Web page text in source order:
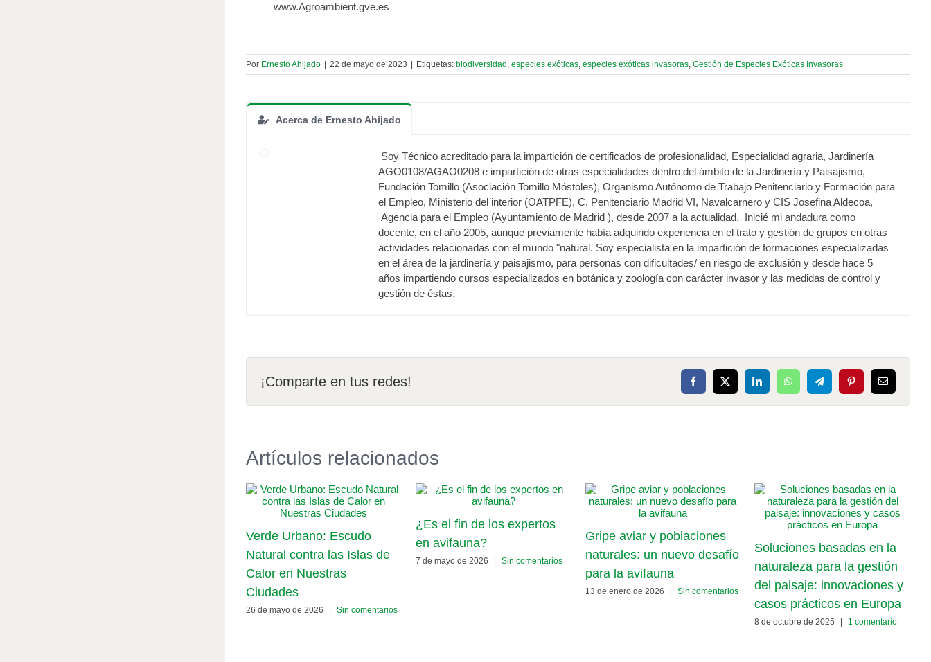
www.Agroambient.gve.es
Por Ernesto Ahijado 22 de mayo de 2023 Etiquetas: biodiversidad , especies exóticas, especies exóticas invasoras, Gestión de Especies Exóticas Invasoras
Acerca de Ernesto Ahijado
Soy Técnico acreditado para la impartición de certificados de profesionalidad, Especialidad agraria, Jardinería
AGO0108/AGAO0208 e impartición de otras especialidades dentro del ámbito de la Jardinería y Paisajismo,
Fundación Tomillo (Asociación Tomillo Móstoles), Organismo Autónomo de Trabajo Penitenciario y Formación para
el Empleo, Ministerio del interior (OATPFE), C. Penitenciario Madrid VI, Navalcarnero y CIS Josefina Aldecoa,
Agencia para el Empleo (Ayuntamiento de Madrid ), desde 2007 a la actualidad. Inicié mi andadura como
docente, en el año 2005, aunque previamente había adquirido experiencia en el trato y gestión de grupos en otras
actividades relacionadas con el mundo "natural. Soy especialista en la impartición de formaciones especializadas
en el área de la jardinería y paisajismo, para personas con dificultades/ en riesgo de exclusión y desde hace 5
años impartiendo cursos especializados en botánica y zoología con carácter invasor y las medidas de control y
gestión de éstas.
¡Comparte en tus redes! Facebook
X LinkedInWhatsAppTelegramPinterestCorreo
electrónico
Artículos relacionados
Verde Urbano: Escudo
Natural contra las Islas de
Calor en Nuestras
Ciudades
26 de mayo de 2026 | Sin comentarios
¿Es el fin de los expertos
en avifauna?
7 de mayo de 2026 | Sin comentarios
Gripe aviar y poblaciones
naturales: un nuevo desafío
para la avifauna
13 de enero de 2026 | Sin comentarios
Soluciones basadas en la
naturaleza para la gestión
del paisaje: innovaciones y
casos prácticos en Europa
8 de octubre de 2025 | 1 comentario